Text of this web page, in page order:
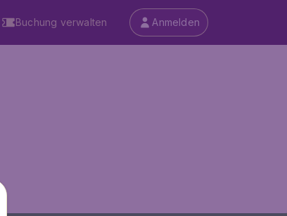
Buchung verwalten Anmelden